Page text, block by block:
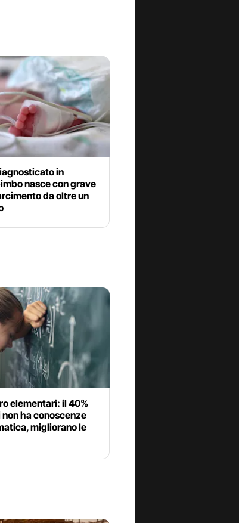
in
nasce con grave
da oltre un
elementari: il 40%
ha conoscenze
migliorano le